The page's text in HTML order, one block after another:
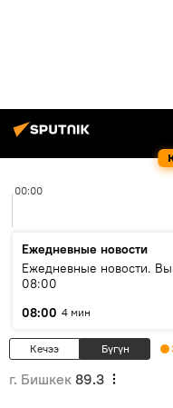
00:00
Ежедневные новости
Ежедневные новости.
08:00
08:00 4 мин
Кечээ Бүгүн
г. Бишкек 89.3